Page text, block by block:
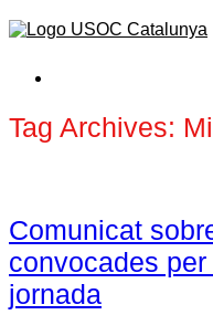
Tag Archives:
Comunicat
convocades
jornada